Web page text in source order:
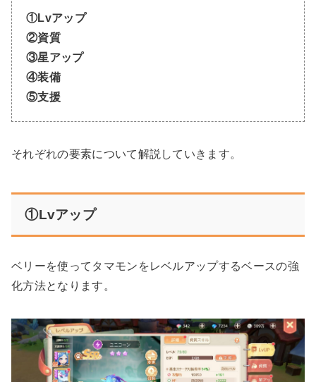
①Lvアップ
②資質
③星アップ
④装備
⑤支援
それぞれの要素について解説していきます。
①Lvアップ
ベリーを使ってタマモンをレベルアップするベースの強
化方法となります。